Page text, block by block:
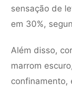
sensação de
em 30%,
Além disso,
marrom
confinamento,